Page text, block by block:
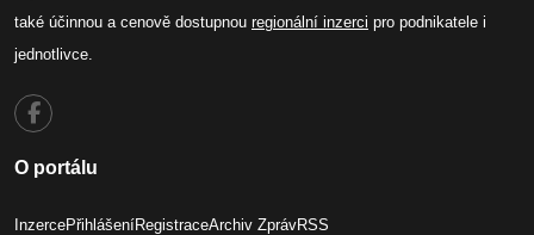
také účinnou a cenově dostupnou regionální inzerci pro podnikatele i
jednotlivce.
O portálu
InzercePřihlášeníRegistraceArchiv ZprávRSS